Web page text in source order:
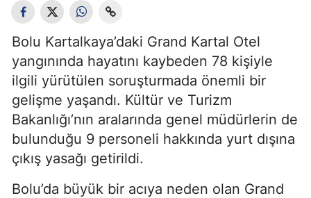
Bolu Kartalkaya’daki Grand Kartal Otel
yangınında hayatını kaybeden 78 kişiyle
ilgili yürütülen soruşturmada önemli bir
gelişme yaşandı. Kültür ve Turizm
Bakanlığı’nın aralarında genel müdürlerin de
bulunduğu 9 personeli hakkında yurt dışına
çıkış yasağı getirildi.
Bolu’da büyük bir acıya neden olan Grand